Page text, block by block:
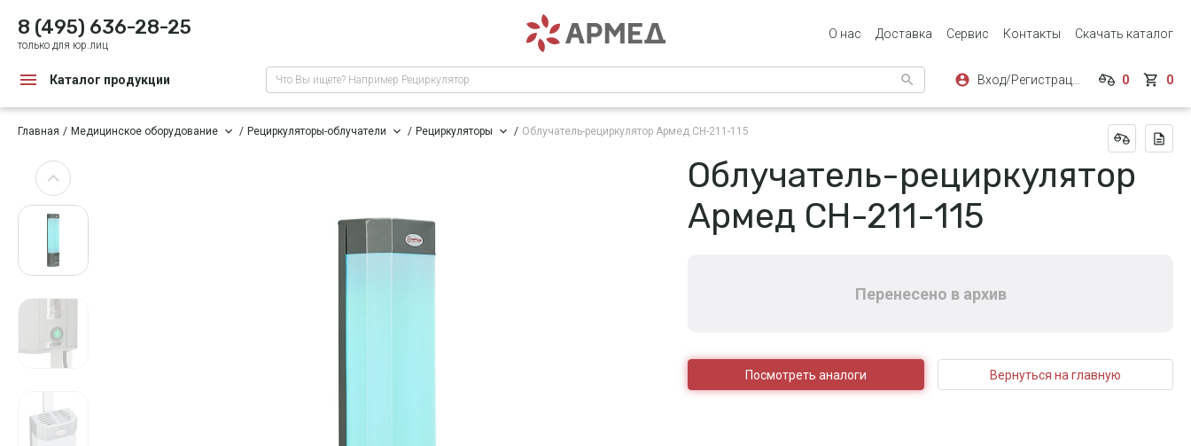
8 (495) 636-28-25
только для юр.лиц
О нас Доставка Сервис Контакты Скачать каталог
Каталог продукции Что Вы ищете? Например Рециркулятор 0 0
Главная Медицинское оборудование Рециркуляторы-облучатели Рециркуляторы Облучатель-рециркулятор Армед СН-211-115
Облучатель-рециркулятор
Армед СН-211-115
Перенесено в архив
Посмотреть аналоги Вернуться на главную